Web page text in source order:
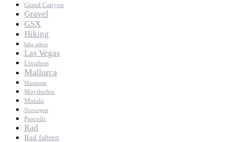
Grand Canyon
Gravel
GSX
Hiking
lake tahoe
Las Vegas
Lissabon
Mallorca
Marmotte
Mayrhofen
Motala
Norwegen
Pasculli
Rad
Rad fahren